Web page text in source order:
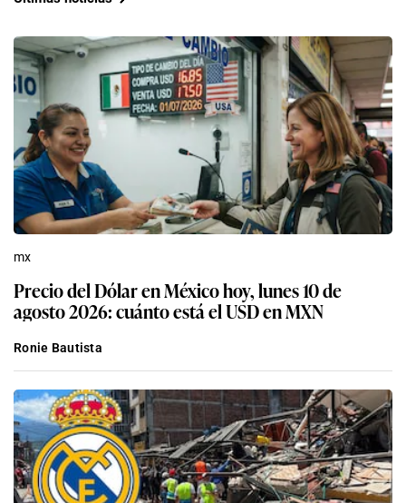
mx
Precio del Dólar en México hoy, lunes 10 de
agosto 2026: cuánto está el USD en MXN
Ronie Bautista